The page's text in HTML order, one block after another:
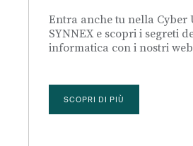
Entra anche tu nella Cyber
SYNNEX e scopri i segreti
informatica con i nostri
SCOPRI DI PIÙ